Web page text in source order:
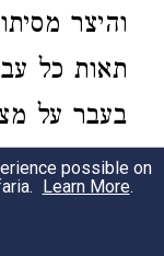
והיצר
תאות כל
בעבר על
הוא בא מצד
רוצה
possible on
Learn More.